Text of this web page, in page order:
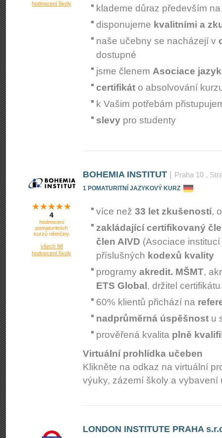
hodnocení školy
klademe důraz především
disponujeme kvalitními a
naše učebny se nacházejí v
dostupné
jsme členem Asociace
certifikát o absolvování
k Vašim potřebám
slevy pro studenty
BOHEMIA INSTITUT Praha 10 ,
1 POMATURITNÍ JAZYKOVÝ KURZ
4
hodnocení
pomaturitních
kurzů němčiny
všech 98
hodnocení školy
více než 33 let zkušeností,
zakládající certifikovaný
člen AIVD (Asociace
příslušných kodexů kvality
programy akredit. MŠMT,
ETS Global , držitel
60% klientů přichází na
nadprůměrná úspěšnost u
prověřená kvalita plně
Virtuální prohlídka učeben
Klikněte na odkaz na virtuální
výuky, zázemí školy a vybavení
LONDON INSTITUTE PRAHA